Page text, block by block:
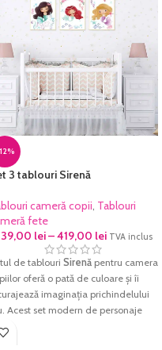
3 tablouri Sirenă
cameră copii Tablouri
fete
lei–419,00 lei TVA inclus
de tablouri Sirenă pentru camera
oferă o pată de culoare și îi
imaginația prichindelului
Acest set modern de personaje
va aduce un plus de culoare și
pozitivă pentru orice dormitor